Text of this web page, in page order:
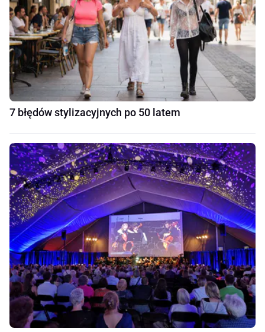
7 błędów stylizacyjnych po 50 latem